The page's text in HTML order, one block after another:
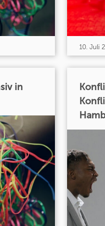
in
10. Juli